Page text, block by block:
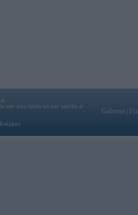
nav auto klubs un nav saistīts ar
Reklāma
Galvena